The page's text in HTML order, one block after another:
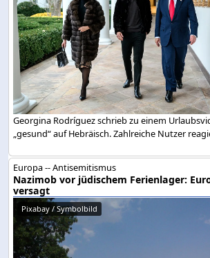
Georgina Rodríguez schrieb zu einem
„gesund“ auf Hebräisch. Zahlreiche Nutzer
Europa -- Antisemitismus
Nazimob vor jüdischem Ferienlager:
versagt
Pixabay / Symbolbild